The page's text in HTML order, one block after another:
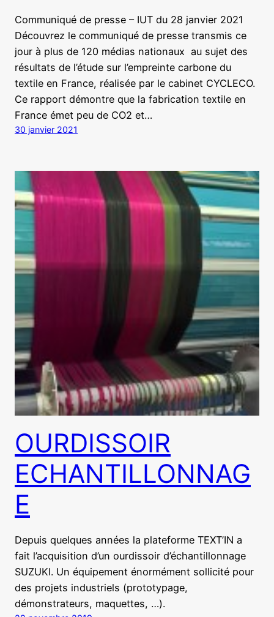
Communiqué de presse – IUT du 28 janvier 2021
Découvrez le communiqué de presse transmis ce
jour à plus de 120 médias nationaux au sujet des
résultats de l’étude sur l’empreinte carbone du
textile en France, réalisée par le cabinet CYCLECO.
Ce rapport démontre que la fabrication textile en
France émet peu de CO2 et…
30 janvier 2021
OURDISSOIR
ECHANTILLONNAG
E
Depuis quelques années la plateforme TEXT’IN a
fait l’acquisition d’un ourdissoir d’échantillonnage
SUZUKI. Un équipement énormément sollicité pour
des projets industriels (prototypage,
démonstrateurs, maquettes, …).